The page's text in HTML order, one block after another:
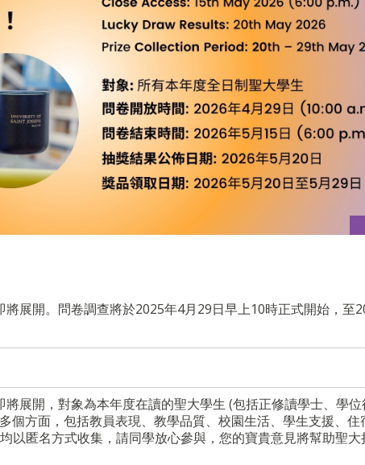
將展開。問卷調查將於2025年4月29日早上10時正式開始，至
展開，對象為本年度在讀的聖大學生 (包括正修讀學士、學
個方面，包括教員表現、教學品質、校園生活、學生支援、住
以匿名方式收集，請同學放心參與，您的寶貴意見將幫助聖大